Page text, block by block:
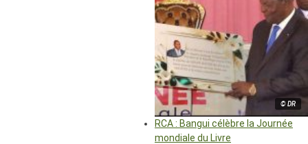
© DR
RCA : Bangui célèbre la Journée
mondiale du Livre